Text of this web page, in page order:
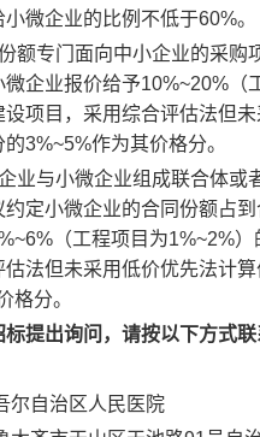
微企业的比例不低于60%。
额专门面向中小企业的采购
微企业报价给予10%~20%
项目，采用综合评估法但
3%~5%作为其价格分。
业与小微企业组成联合体
定小微企业的合同份额占
（工程项目为1%~2%
估法但未采用低价优先法计
格分。
标提出询问，请按以下方式联
尔自治区人民医院